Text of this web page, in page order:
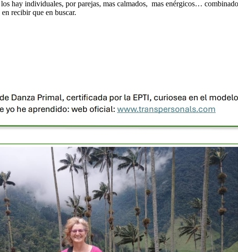
hay individuales, por parejas, mas calmados, mas enérgicos…
recibir que en buscar.